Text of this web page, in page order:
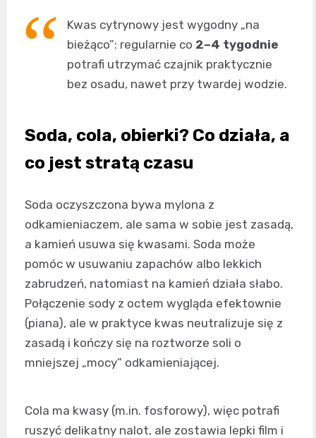
Kwas cytrynowy jest wygodny „na
bieżąco”: regularnie co 2–4 tygodnie
potrafi utrzymać czajnik praktycznie
bez osadu, nawet przy twardej wodzie.
Soda, cola, obierki? Co działa, a
co jest stratą czasu
Soda oczyszczona bywa mylona z
odkamieniaczem, ale sama w sobie jest zasadą,
a kamień usuwa się kwasami. Soda może
pomóc w usuwaniu zapachów albo lekkich
zabrudzeń, natomiast na kamień działa słabo.
Połączenie sody z octem wygląda efektownie
(piana), ale w praktyce kwas neutralizuje się z
zasadą i kończy się na roztworze soli o
mniejszej „mocy” odkamieniającej.
Cola ma kwasy (m.in. fosforowy), więc potrafi
ruszyć delikatny nalot, ale zostawia lepki film i